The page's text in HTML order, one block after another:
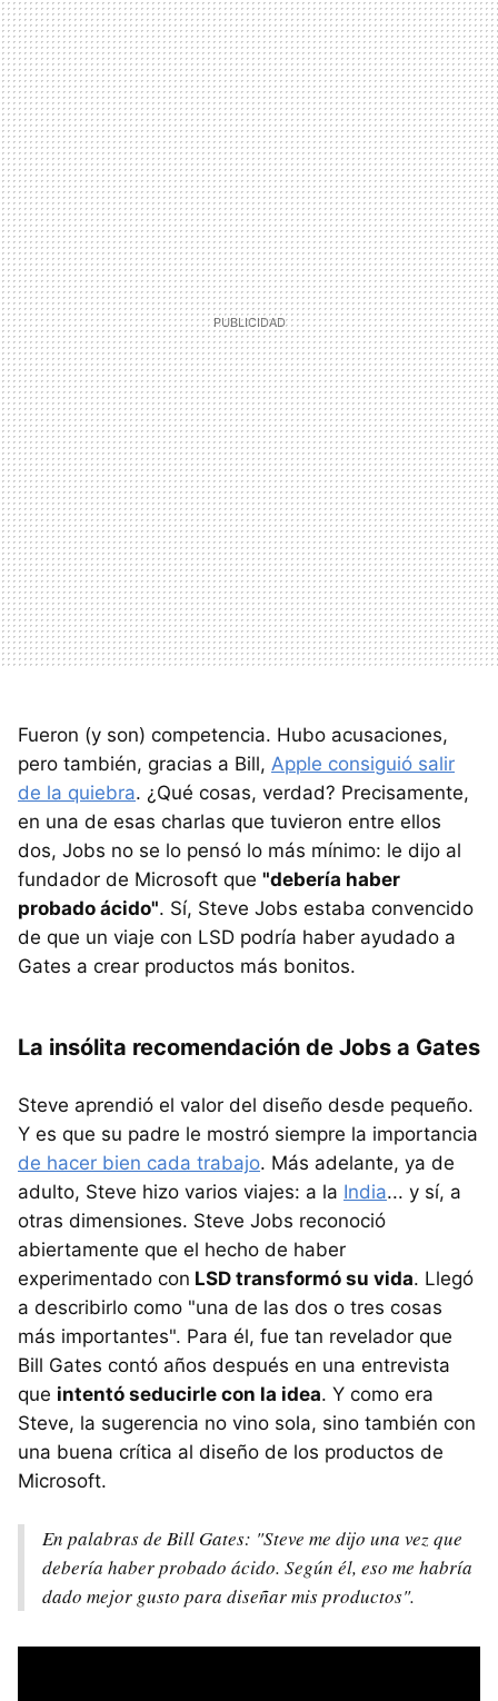
Fueron (y son) competencia. Hubo acusaciones,
pero también, gracias a Bill, Apple consiguió salir
de la quiebra. ¿Qué cosas, verdad? Precisamente,
en una de esas charlas que tuvieron entre ellos
dos, Jobs no se lo pensó lo más mínimo: le dijo al
fundador de Microsoft que "debería haber
probado ácido". Sí, Steve Jobs estaba convencido
de que un viaje con LSD podría haber ayudado a
Gates a crear productos más bonitos.
La insólita recomendación de Jobs a Gates
Steve aprendió el valor del diseño desde pequeño.
Y es que su padre le mostró siempre la importancia
de hacer bien cada trabajo. Más adelante, ya de
adulto, Steve hizo varios viajes: a la India... y sí, a
otras dimensiones. Steve Jobs reconoció
abiertamente que el hecho de haber
experimentado con LSD transformó su vida. Llegó
a describirlo como "una de las dos o tres cosas
más importantes". Para él, fue tan revelador que
Bill Gates contó años después en una entrevista
que intentó seducirle con la idea. Y como era
Steve, la sugerencia no vino sola, sino también con
una buena crítica al diseño de los productos de
Microsoft.
En palabras de Bill Gates: "Steve me dijo una vez que
debería haber probado ácido. Según él, eso me habría
dado mejor gusto para diseñar mis productos".